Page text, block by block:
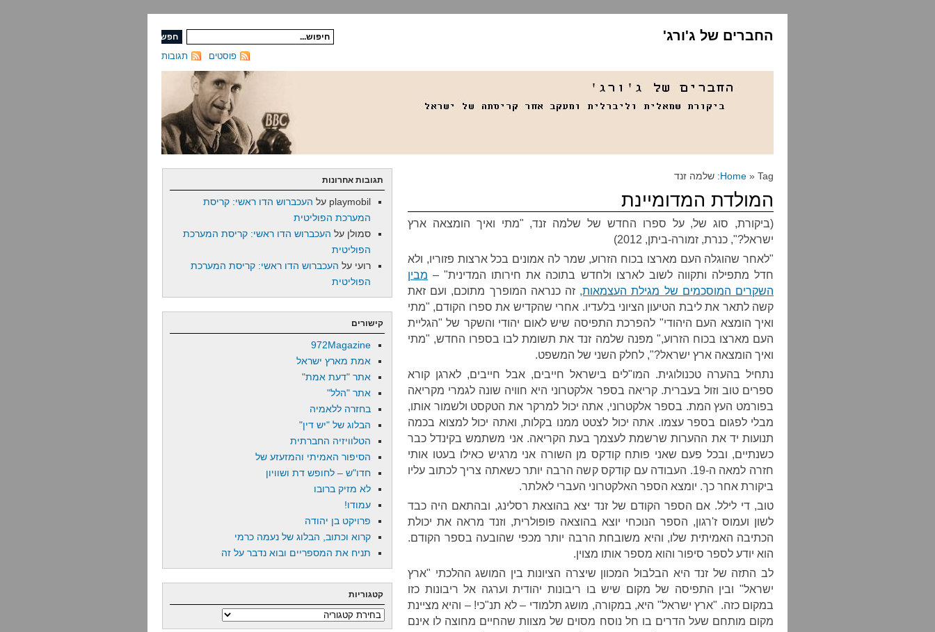
החברים של ג'ורג'
תגובות פוסטים
Home » Tag: שלמה זנד
המולדת המדומיינת
(ביקורת, סוג של, על ספרו החדש של שלמה זנד, "מתי ואיך הומצאה ארץ
ישראל?", כנרת, זמורה-ביתן, 2012)
"לאחר שהוגלה העם מארצו בכוח הזרוע, שמר לה אמונים בכל ארצות פזוריו, ולא
חדל מתפילה ותקווה לשוב לארצו ולחדש בתוכה את חירותו המדינית" – מבין
השקרים המוסכמים של מגילת העצמאות, זה כנראה המופרך מתוכם, ועם זאת
קשה לתאר את ליבת הטיעון הציוני בלעדיו. אחרי שהקדיש את ספרו הקודם, "מתי
ואיך הומצא העם היהודי" להפרכת התפיסה שיש לאום יהודי והשקר של "הגליית
העם מארצו בכוח הזרוע," מפנה שלמה זנד את תשומת לבו בספרו החדש, "מתי
ואיך הומצאה ארץ ישראל?", לחלק השני של המשפט.
נתחיל בהערה טכנולוגית. המו"לים בישראל חייבים, אבל חייבים, לארגן קורא
ספרים טוב וזול בעברית. קריאה בספר אלקטרוני היא חוויה שונה לגמרי מקריאה
בפורמט העץ המת. בספר אלקטרוני, אתה יכול למרקר את הטקסט ולשמור אותו,
מבלי לפגום בספר עצמו. אתה יכול לצטט ממנו בקלות, ואתה יכול למצוא בכמה
תנועות יד את ההערות שרשמת לעצמך בעת הקריאה. אני משתמש בקינדל כבר
כשנתיים, ובכל פעם שאני פותח קודקס מן השורה אני מרגיש כאילו בעטו אותי
חזרה למאה ה-19. העבודה עם קודקס קשה הרבה יותר כשאתה צריך לכתוב עליו
ביקורת אחר כך. יומצא הספר האלקטרוני העברי לאלתר.
טוב, די לילל. אם הספר הקודם של זנד יצא בהוצאת רסלינג, ובהתאם היה כבד
לשון ועמוס ז'רגון, הספר הנוכחי יוצא בהוצאה פופולרית, וזנד מראה את יכולת
הכתיבה האמיתית שלו, והיא משובחת הרבה יותר מכפי שהובעה בספר הקודם.
הוא יודע לספר סיפור והוא מספר אותו מצוין.
לב התזה של זנד היא הבלבול המכוון שיצרה הציונות בין המושג ההלכתי "ארץ
ישראל" ובין התפיסה של מקום שיש בו ריבונות יהודית וערגה אל ריבונות כזו
במקום כזה. "ארץ ישראל" היא, במקורה, מושג תלמודי – לא תנ"כי! – והיא מציינת
מקום מותחם שעל הדרים בו חל נוסח מסוים של מצוות שהחיים מחוצה לו אינם
תגובות אחרונות
playmobil על העכברוש הדו ראשי: קריסת
המערכת הפוליטית
סמולן על העכברוש הדו ראשי: קריסת המערכת
הפוליטית
רועי על העכברוש הדו ראשי: קריסת המערכת
הפוליטית
קישורים
972Magazine
אמת מארץ ישראל
אתר "דעת אמת"
אתר "הלל"
בחזרה ללאמיה
הבלוג של "יש דין"
הטלוויזיה החברתית
הסיפור האמיתי והמזעזע של
חדו"ש – לחופש דת ושוויון
לא מזיק ברובו
עמודו!
פרויקט בן יהודה
קרוא וכתוב, הבלוג של נעמה כרמי
תניח את המספריים ובוא נדבר על זה
קטגוריות
קטגוריות